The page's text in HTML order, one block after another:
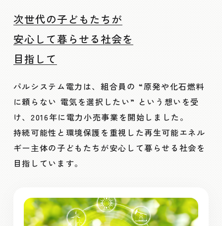
次世代の子どもたちが
安心して暮らせる社会を
目指して
パルシステム電力は、組合員の “原発や化石燃料
に頼らない 電気を選択したい” という想いを受
け、2016年に電力小売事業を開始しました。
持続可能性と環境保護を重視した再生可能エネル
ギー主体の子どもたちが安心して暮らせる社会を
目指しています。